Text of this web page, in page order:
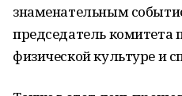
знаменательным
председатель
физической культуре и